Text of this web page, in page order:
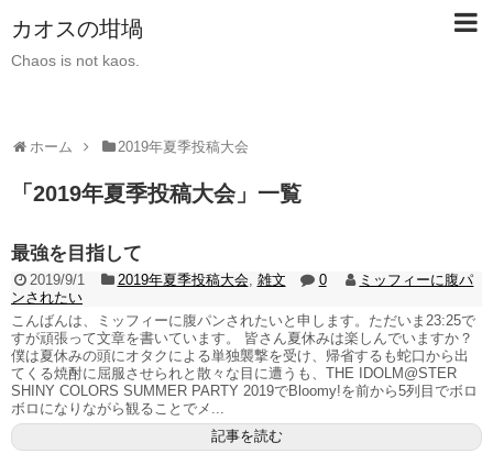
カオスの坩堝
Chaos is not kaos.
ホーム 2019年夏季投稿大会
「 2019年夏季投稿大会」 一覧
最強を目指して
2019/9/1 2019年夏季投稿大会, 雑文 0
ミッフィーに腹パ
ンされたい
こんばんは、ミッフィーに腹パンされたいと申します。ただいま23:25で
すが頑張って文章を書いています。 皆さん夏休みは楽しんでいますか？
僕は夏休みの頭にオタクによる単独襲撃を受け、帰省するも蛇口から出
てくる焼酎に屈服させられと散々な目に遭うも、THE IDOLM@STER
SHINY COLORS SUMMER PARTY 2019でBloomy!を前から5列目でボロ
ボロになりながら観ることでメ...
記事を読む